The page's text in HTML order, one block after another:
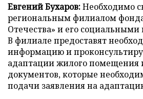
Евгений Бухаров:Необходимо
региональным филиалом
Отечества» и его
В филиале предоставят
информацию и
адаптации жилого помещения
документов, которые
подачи заявления на